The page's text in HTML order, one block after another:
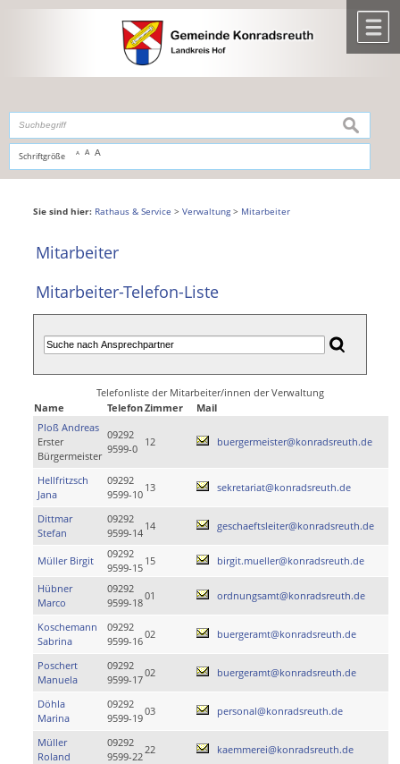
,zur Navigationoderzur Startseitespringen.
Schriftgröße A A A
suchen
Sie sind hier: Rathaus & Service > Verwaltung> Mitarbeiter
Mitarbeiter
Mitarbeiter-Telefon-Liste
Telefonliste der Mitarbeiter/innen der Verwaltung
Name
TelefonZimmer
Mail
Ploß Andreas
Erster
Bürgermeister
09292
9599-0
12 buergermeister@konradsreuth.de
Hellfritzsch
Jana
09292
9599-10
13 sekretariat@konradsreuth.de
Dittmar
Stefan
09292
9599-14
14 geschaeftsleiter@konradsreuth.de
Müller Birgit
09292
9599-15
15 birgit.mueller@konradsreuth.de
Hübner
Marco
09292
9599-18
01 ordnungsamt@konradsreuth.de
Koschemann
Sabrina
09292
9599-16
02 buergeramt@konradsreuth.de
Poschert
Manuela
09292
9599-17
02 buergeramt@konradsreuth.de
Döhla
Marina
09292
9599-19
03 personal@konradsreuth.de
Müller
Roland
09292
9599-22
22 kaemmerei@konradsreuth.de